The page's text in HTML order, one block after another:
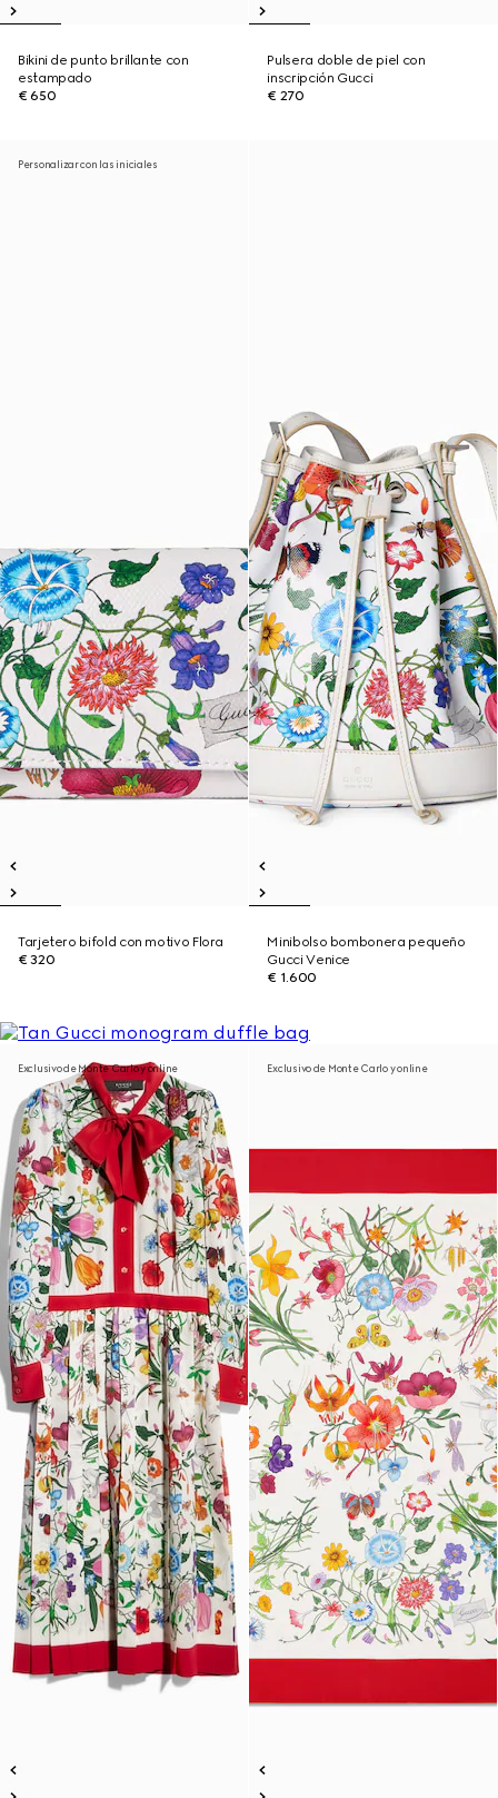
Bikini de punto brillante con
estampado
€ 650
Pulsera doble de piel con
inscripción Gucci
€ 270
Personalizar con las iniciales
Tarjetero bifold con motivo Flora
€ 320
Minibolso bombonera pequeño
Gucci Venice
€ 1.600
Exclusivo de Monte Carlo y online Exclusivo de Monte Carlo y online